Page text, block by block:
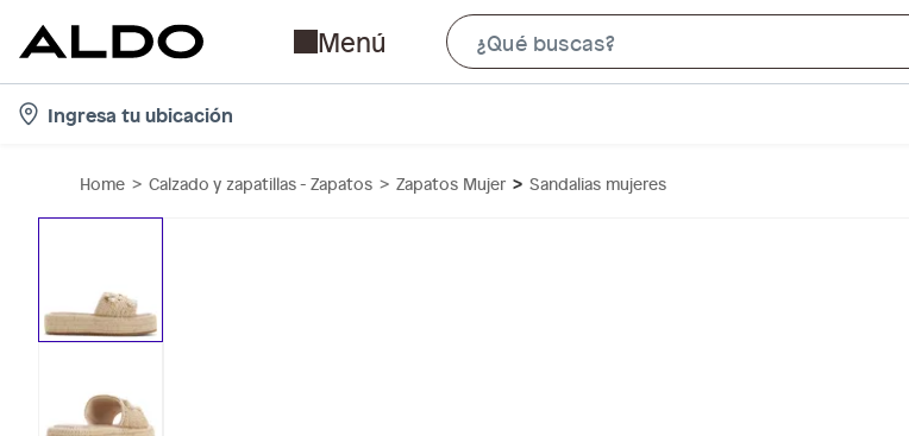
Menú
e
Ingresa tu ubicación
Home Calzado y zapatillas - Zapatos Zapatos Mujer Sandalias mujeres